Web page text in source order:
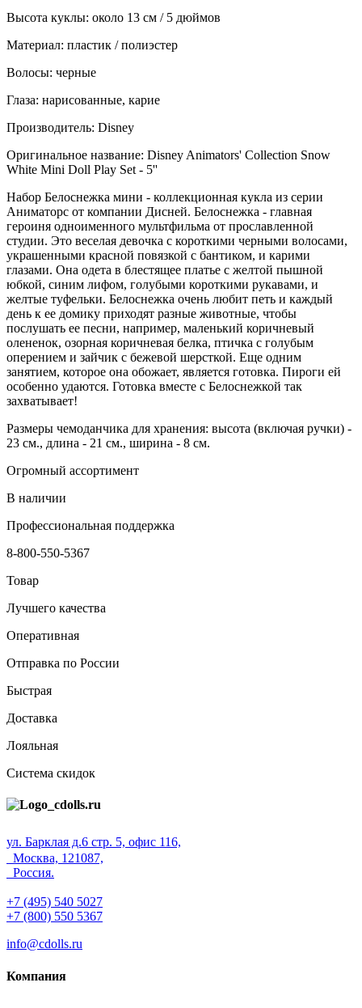
Высота куклы: около 13 см / 5 дюймов
Материал: пластик / полиэстер
Волосы: черные
Глаза: нарисованные, карие
Производитель: Disney
Оригинальное название: Disney Animators' Collection Snow
White Mini Doll Play Set - 5''
Набор Белоснежка мини - коллекционная кукла из серии
Аниматорс от компании Дисней. Белоснежка - главная
героиня одноименного мультфильма от прославленной
студии. Это веселая девочка с короткими черными волосами,
украшенными красной повязкой с бантиком, и карими
глазами. Она одета в блестящее платье с желтой пышной
юбкой, синим лифом, голубыми короткими рукавами, и
желтые туфельки. Белоснежка очень любит петь и каждый
день к ее домику приходят разные животные, чтобы
послушать ее песни, например, маленький коричневый
олененок, озорная коричневая белка, птичка с голубым
оперением и зайчик с бежевой шерсткой. Еще одним
занятием, которое она обожает, является готовка. Пироги ей
особенно удаются. Готовка вместе с Белоснежкой так
захватывает!
Размеры чемоданчика для хранения: высота (включая ручки) -
23 см., длина - 21 см., ширина - 8 см.
Огромный ассортимент
В наличии
Профессиональная поддержка
8-800-550-5367
Товар
Лучшего качества
Оперативная
Отправка по России
Быстрая
Доставка
Лояльная
Система скидок
ул. Барклая д.6 стр. 5, офис 116,
Москва, 121087,
Россия.
+7 (495) 540 5027
+7 (800) 550 5367
info@cdolls.ru
Компания